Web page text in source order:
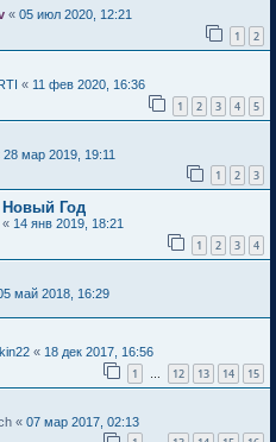
« 05 июл 2020, 12:21
1 2
« 11 фев 2020, 16:36
1 2 3 4 5
28 мар 2019, 19:11
1 2 3
Новый Год
« 14 янв 2019, 18:21
1 2 3 4
май 2018, 16:29
« 18 дек 2017, 16:56
1 … 12 13 14 15
« 07 мар 2017, 02:13